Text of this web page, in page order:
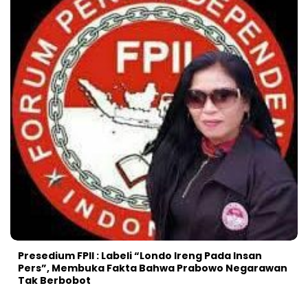
Presedium FPII : Labeli “Londo Ireng Pada Insan
Pers”, Membuka Fakta Bahwa Prabowo Negarawan
Tak Berbobot